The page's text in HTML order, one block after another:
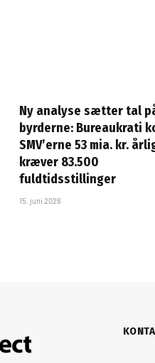
Ny analyse sætter tal
byrderne: Bureaukrati
SMV’erne 53 mia. kr.
kræver 83.500
fuldtidsstillinger
15. juni 2026